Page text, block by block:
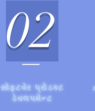
02
સોફ્ટવેર પ્રોડક્ટ
ડેવલપમેન્ટ